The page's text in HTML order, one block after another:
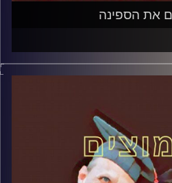
את הספינה
ופרופסור גלעד